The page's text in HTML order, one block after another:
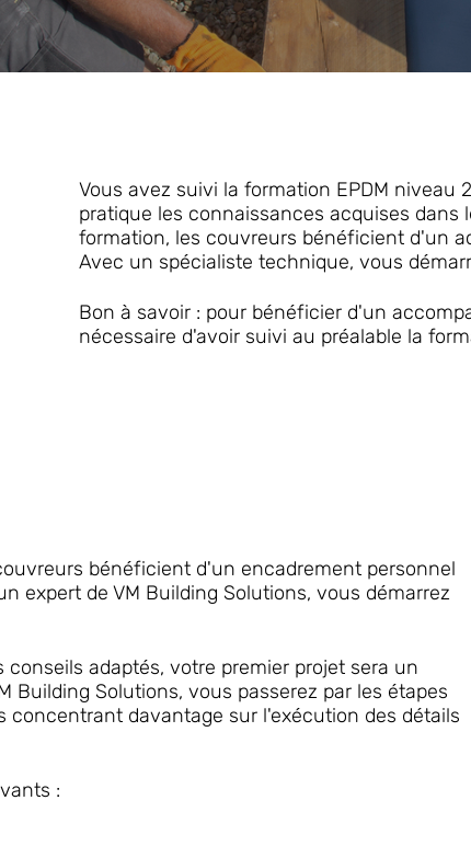
Vous avez suivi la formation EPDM
pratique les connaissances acquises
formation, les couvreurs bénéficient d'un
Avec un spécialiste technique, vous
Bon à savoir : pour bénéficier d'un
nécessaire d'avoir suivi au préalable la
bénéficient d'un encadrement personnel
expert de VM Building Solutions, vous démarrez
adaptés, votre premier projet sera un
Building Solutions, vous passerez par les étapes
concentrant davantage sur l'exécution des détails
: